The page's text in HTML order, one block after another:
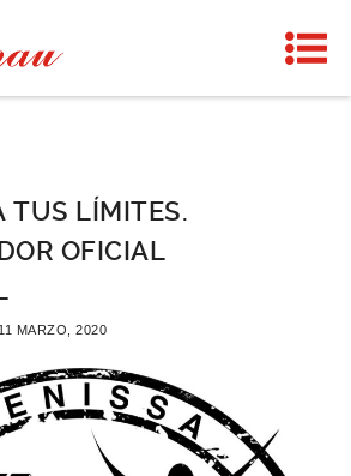
TUS LÍMITES.
OFICIAL
11 MARZO, 2020